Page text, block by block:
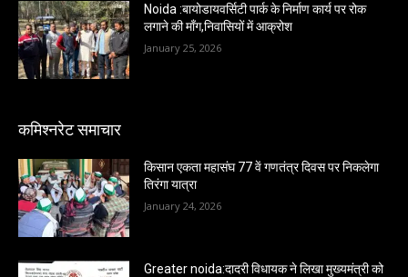
Noida :बायोडायवर्सिटी पार्क के निर्माण कार्य पर रोक
लगाने की माँग,निवासियों में आक्रोश
January 25, 2026
कमिश्नरेट समाचार
किसान एकता महासंघ 77 वें गणतंत्र दिवस पर निकलेगा
तिरंगा यात्रा
January 24, 2026
Greater noida:दादरी विधायक ने लिखा मुख्यमंत्री को